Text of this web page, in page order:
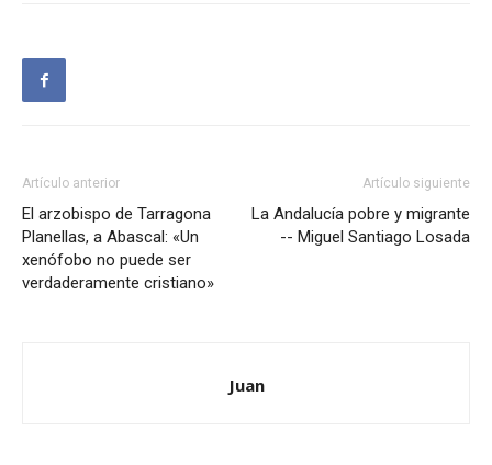
Artículo anterior
El arzobispo de Tarragona
Planellas, a Abascal: «Un
xenófobo no puede ser
verdaderamente cristiano»
Artículo siguiente
La Andalucía pobre y migrante
-- Miguel Santiago Losada
Juan